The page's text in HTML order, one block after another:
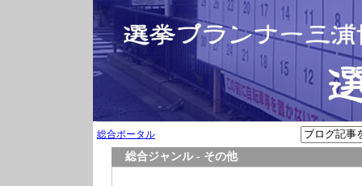
総合ポータル
総合ジャンル - その他